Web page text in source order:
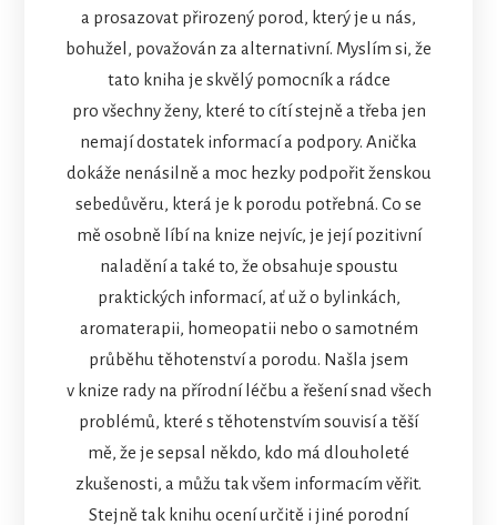
a prosazovat přirozený porod, který je u nás,
bohužel, považován za alternativní. Myslím si, že
tato kniha je skvělý pomocník a rádce
pro všechny ženy, které to cítí stejně a třeba jen
nemají dostatek informací a podpory. Anička
dokáže nenásilně a moc hezky podpořit ženskou
sebedůvěru, která je k porodu potřebná. Co se
mě osobně líbí na knize nejvíc, je její pozitivní
naladění a také to, že obsahuje spoustu
praktických informací, ať už o bylinkách,
aromaterapii, homeopatii nebo o samotném
průběhu těhotenství a porodu. Našla jsem
v knize rady na přírodní léčbu a řešení snad všech
problémů, které s těhotenstvím souvisí a těší
mě, že je sepsal někdo, kdo má dlouholeté
zkušenosti, a můžu tak všem informacím věřit.
Stejně tak knihu ocení určitě i jiné porodní